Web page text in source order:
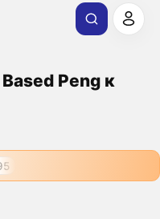
Peng к